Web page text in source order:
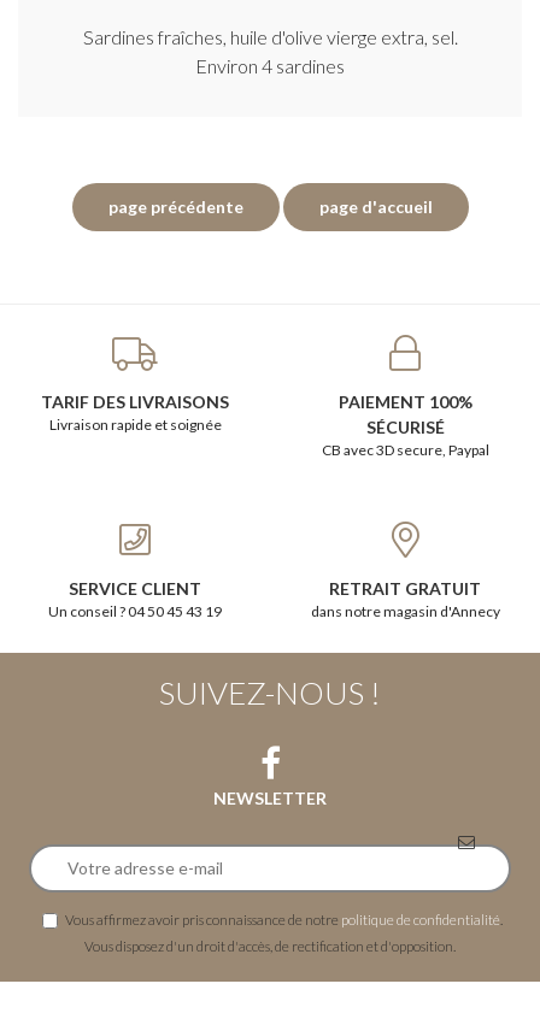
Sardines fraîches, huile d'olive vierge extra, sel.
Environ 4 sardines
TARIF DES LIVRAISONS
Livraison rapide et soignée
PAIEMENT 100%
SÉCURISÉ
CB avec 3D secure, Paypal
SERVICE CLIENT
Un conseil ? 04 50 45 43 19
RETRAIT GRATUIT
dans notre magasin d'Annecy
SUIVEZ-NOUS !
NEWSLETTER
Vous affirmez avoir pris connaissance de notre politique de confidentialité
Vous disposez d'un droit d'accès, de rectification et d'opposition.